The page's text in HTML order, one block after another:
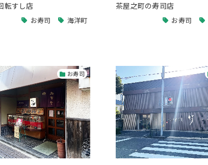
転すし店
お寿司 海洋町
茶屋之町の寿司店
お寿司
お寿司